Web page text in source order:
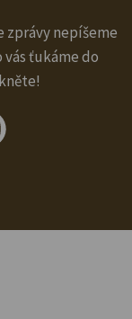
zprávy nepíšeme
ťukáme do